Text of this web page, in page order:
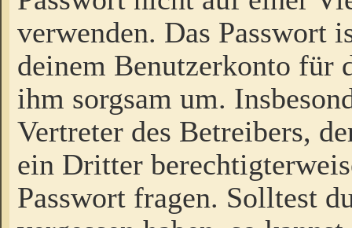
verwenden. Das Passwort
deinem Benutzerkonto für
ihm sorgsam um.
Vertreter des Betreibers,
ein Dritter
Passwort fragen. Solltest